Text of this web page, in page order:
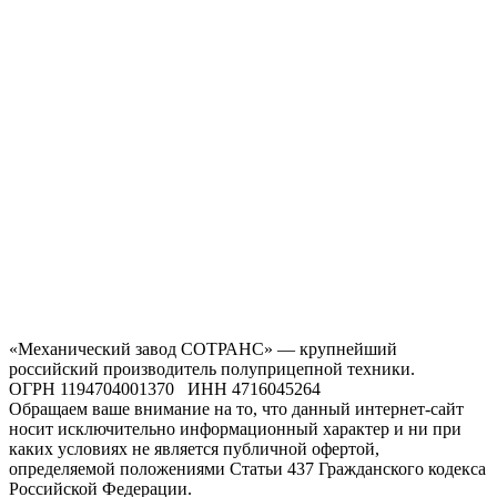
«Механический завод СОТРАНС» — крупнейший
российский производитель полуприцепной техники.
ОГРН 1194704001370 ИНН 4716045264
Обращаем ваше внимание на то, что данный интернет-сайт
носит исключительно информационный характер и ни при
каких условиях не является публичной офертой,
определяемой положениями Статьи 437 Гражданского кодекса
Российской Федерации.